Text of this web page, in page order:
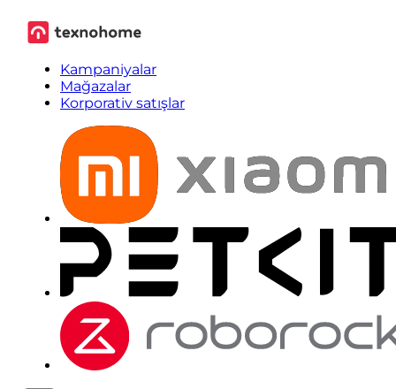
Kampaniyalar
Mağazalar
Korporativ satışlar